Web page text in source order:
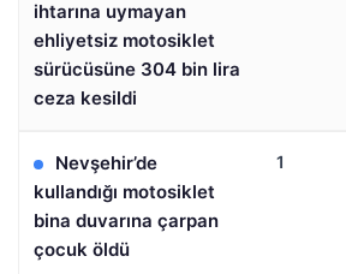
ihtarına uymayan
ehliyetsiz motosiklet
sürücüsüne 304 bin lira
ceza kesildi
Nevşehir’de
kullandığı motosiklet
bina duvarına çarpan
çocuk öldü
1